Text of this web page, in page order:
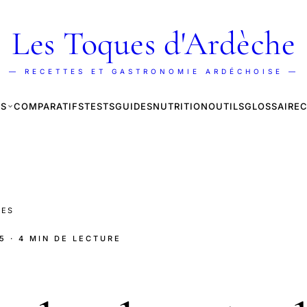
Les Toques d'Ardèche
— RECETTES ET GASTRONOMIE ARDÉCHOISE —
COMPARATIFSTESTSGUIDESNUTRITIONOUTILSGLOSSAIRE
· 4 MIN DE LECTURE